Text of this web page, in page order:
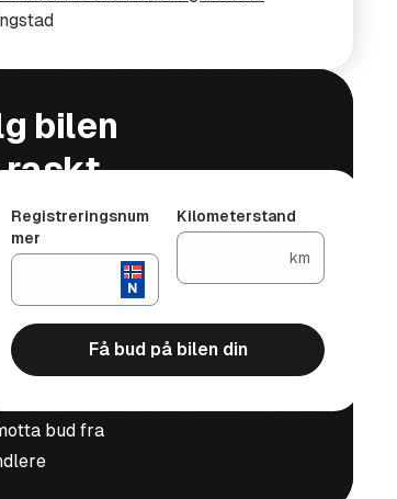
bilen
raskt,
og
bud fra
Registreringsnum
mer
Kilometerstand
km
Få bud på bilen din